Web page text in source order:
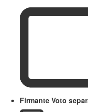
Firmante Voto